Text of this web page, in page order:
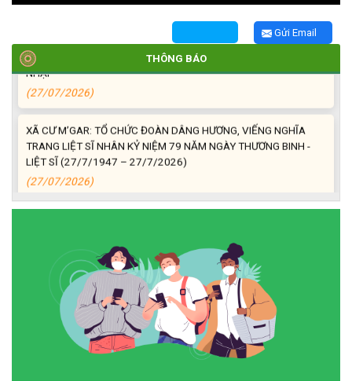
Gửi Email
THÔNG BÁO
HỘI NGƯỜI CAO TUỔI XÃ CƯ M’GAR: SƠ KẾT CÔNG TÁC HỘI 6
THÁNG ĐẦU NĂM VÀ KIỆN TOÀN TỔ CHỨC CHI HỘI SAU SÁP
NHẬP
(27/07/2026)
XÃ CƯ M’GAR: TỔ CHỨC ĐOÀN DÂNG HƯƠNG, VIẾNG NGHĨA
TRANG LIỆT SĨ NHÂN KỶ NIỆM 79 NĂM NGÀY THƯƠNG BINH -
LIỆT SĨ (27/7/1947 – 27/7/2026)
(27/07/2026)
ĐỒNG CHÍ PHAN XUÂN LỰC - CHỦ TỊCH UBND XÃ CƯ M’GAR
(27/07/2026)
Phát biểu bế mạc Hội nghị Trung ương 3, khóa XIV của Tổng Bí
thư, Chủ tịch nước Tô Lâm
(26/07/2026)